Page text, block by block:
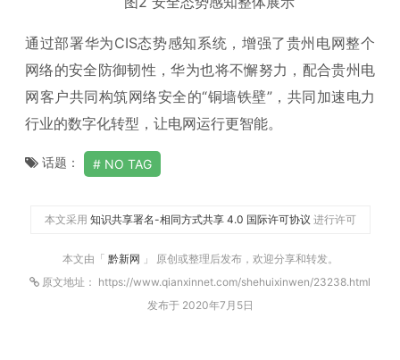
通过部署华为CIS态势感知系统，增强了贵州电网整个
网络的安全防御韧性，华为也将不懈努力，配合贵州电
网客户共同构筑网络安全的“铜墙铁壁”，共同加速电力
行业的数字化转型，让电网运行更智能。
话题： NO TAG
本文采用 知识共享署名-相同方式共享 4.0 国际许可协议 进行许可
本文由「 黔新网 」 原创或整理后发布，欢迎分享和转发。
原文地址： https://www.qianxinnet.com/shehuixinwen/23238.html
发布于 2020年7月5日